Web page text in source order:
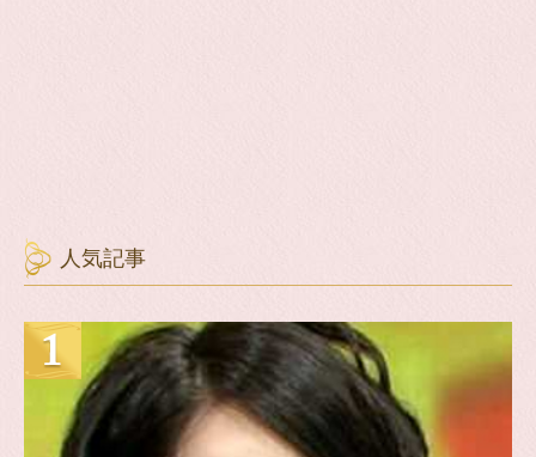
人気記事